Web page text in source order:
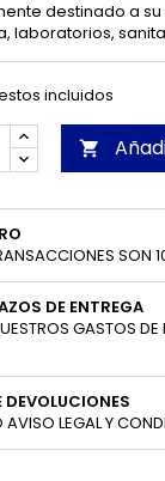
destinado a
laboratorios,
incluidos

SON
DE ENTREGA
GASTOS DE
DEVOLUCIONES
AVISO LEGAL Y